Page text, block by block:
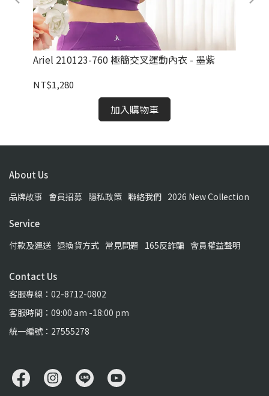
Ariel 210123-760 極簡交叉運動內衣 - 墨紫
NT$1,280
加入購物車
About Us
品牌故事 會員招募 隱私政策 聯絡我們 2026 New Collection
Service
付款及運送 退換貨方式 常見問題 165反詐騙 會員權益聲明
Contact Us
客服專線：02-8712-0802
客服時間：09:00 am -18:00 pm
統一編號：27555278